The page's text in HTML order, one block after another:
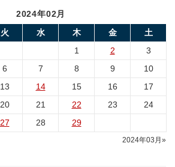
2024年02月
火 水 木 金
土
1
2
3
6 7 8 9
10
13 14 15 16
17
20 21 22 23
24
27 28 29
2024年03月»